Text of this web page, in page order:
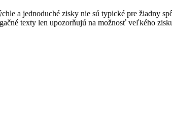
a jednoduché zisky nie sú typické pre žiadny
texty len upozorňujú na možnosť veľkého